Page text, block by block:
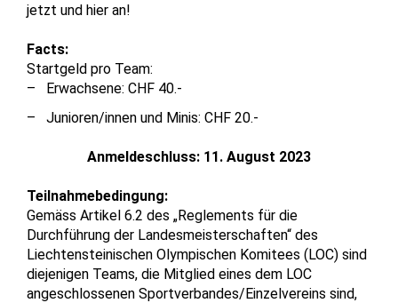
jetzt und hier an!
Facts:
Startgeld pro Team:
Erwachsene: CHF 40.-
Junioren/innen und Minis: CHF 20.-
Anmeldeschluss: 11. August 2023
Teilnahmebedingung:
Gemäss Artikel 6.2 des „Reglements für die
Durchführung der Landesmeisterschaften“ des
Liechtensteinischen Olympischen Komitees (LOC) sind
diejenigen Teams, die Mitglied eines dem LOC
angeschlossenen Sportverbandes/Einzelvereins sind,